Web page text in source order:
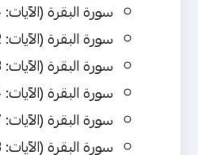
سورة البقرة (الآيات: 124–141)
سورة البقرة (الآيات: 142–152)
سورة البقرة (الآيات: 153–163)
سورة البقرة (الآيات: 164–176)
سورة البقرة (الآيات: 177–202)
سورة البقرة (الآيات: 203–221)